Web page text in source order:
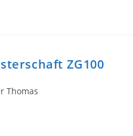
ZG100
Thomas